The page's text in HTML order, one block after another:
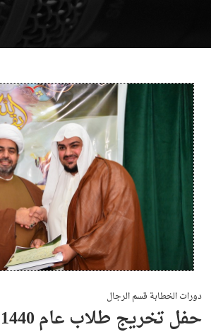
دورات الخطابة قسم الرجال
حفل تخريج طلاب عام 1440